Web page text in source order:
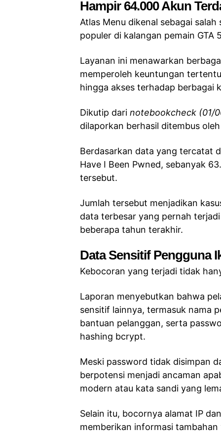
Hampir 64.000 Akun
Atlas Menu dikenal sebagai
populer di kalangan pemain GTA
Layanan ini menawarkan
memperoleh keuntungan
hingga akses terhadap berbagai
Dikutip dari notebookcheck (01/
dilaporkan berhasil ditembus
Berdasarkan data yang tercatat
Have I Been Pwned, sebanyak
tersebut.
Jumlah tersebut menjadikan
data terbesar yang pernah
beberapa tahun terakhir.
Data Sensitif Pengguna
Kebocoran yang terjadi tidak
Laporan menyebutkan bahwa
sensitif lainnya, termasuk nama
bantuan pelanggan, serta
hashing bcrypt.
Meski password tidak disimpan
berpotensi menjadi ancaman
modern atau kata sandi yang
Selain itu, bocornya alamat IP
memberikan informasi